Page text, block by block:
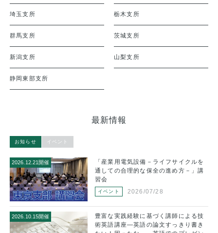
埼玉支所 栃木支所
群馬支所 茨城支所
新潟支所 山梨支所
静岡東部支所
最新情報
お知らせ イベント
2026.12.21開催
「産業用電気設備－ライフサイクルを
通しての合理的な保全の進め方－」講
習会
イベント 2026/07/28
2026.10.15開催
豊富な実践経験に基づく講師による技
術英語講座―英語の論文すっきり書き